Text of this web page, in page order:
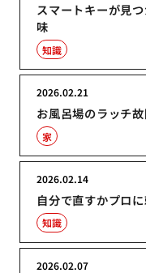
スマートキーが見
味
知識
お風呂場のラッチ
2026.02.21
家
自分で直すかプロ
2026.02.14
知識
2026.02.07